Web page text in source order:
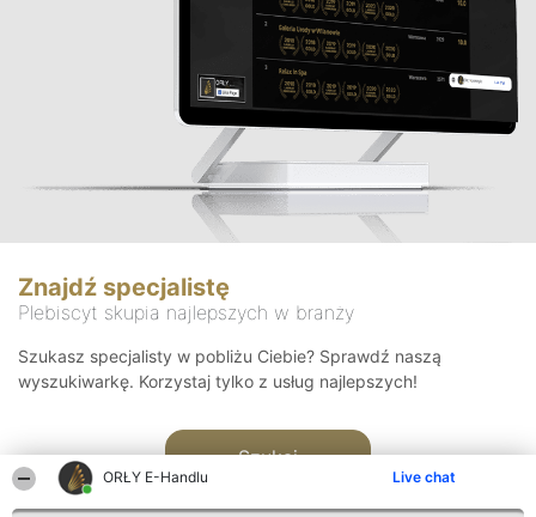
ORŁY E-Handlu Live chat
Znajdź specjalistę
Plebiscyt skupia najlepszych w branży
Szukasz specjalisty w pobliżu Ciebie? Sprawdź naszą
wyszukiwarkę. Korzystaj tylko z usług najlepszych!
Szukaj